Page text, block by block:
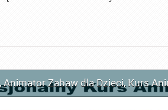
,Animator Zabaw dla Dzieci,Kurs